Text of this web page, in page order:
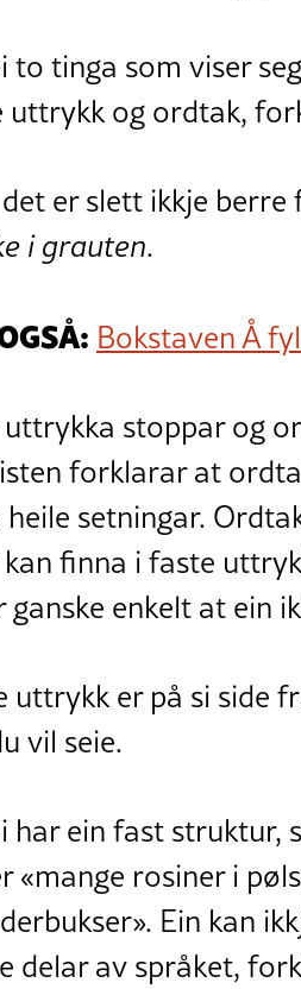
to tinga som viser
uttrykk og ordtak,
er slett ikkje
i grauten.
Bokstaven Å
uttrykka stoppar og
forklarar at
heile setningar.
finna i faste
ganske enkelt at ein
uttrykk er på si side
vil seie.
har ein fast struktur,
«mange rosiner i
Ein kan
delar av språket,